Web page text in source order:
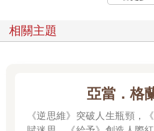
際關係中放大，自然會為下一次的合
開會有竅門，不留意會吃虧
開會，是許多人經常面對的工作場景
目睽睽之下，每位參與者都能站在同
相關主題
亞當．格
《逆思維》突破人生瓶頸，